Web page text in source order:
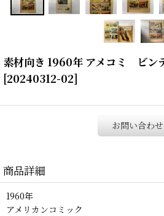
素材向き 1960年 アメコミ ビン
[20240312-02]
お問い合わせ
商品詳細
1960年
アメリカンコミック